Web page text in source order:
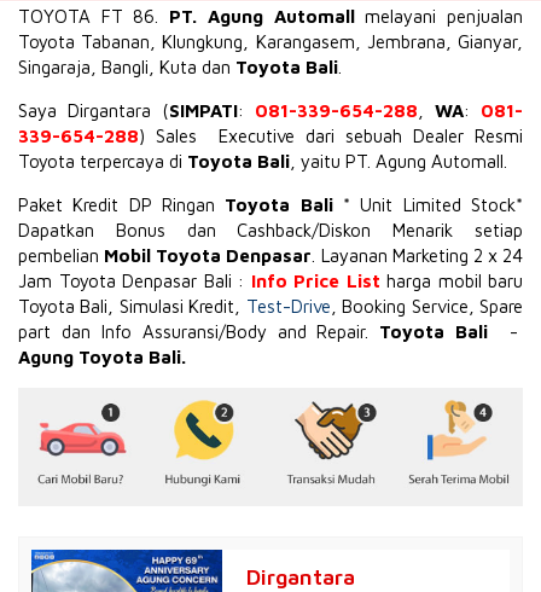
TOYOTA FT 86 PT. Agung Automallmelayani penjualan
Toyota Tabanan, Klungkung, Karangasem, Jembrana, Gianyar,
Singaraja, Bangli, Kuta dan Toyota Bali
Saya Dirgantara (SIMPATI: 081-339-654-288 WA: 081-
339-654-288) Sales Executive dari sebuah Dealer Resmi
Toyota terpercaya di Toyota Bali , yaitu PT. Agung Automall.
Paket Kredit DP Ringan Toyota Bali * Unit Limited Stock*
Dapatkan Bonus dan Cashback/Diskon Menarik setiap
pembelian Mobil Toyota Denpasar . Layanan Marketing 2 x 24
Jam Toyota Denpasar Bali : Info Price List harga mobil baru
Toyota Bali, Simulasi Kredit, Test-Drive , Booking Service, Spare
part dan Info Assuransi/Body and Repair. Toyota Bali -
Agung Toyota Bali.
Dirgantara